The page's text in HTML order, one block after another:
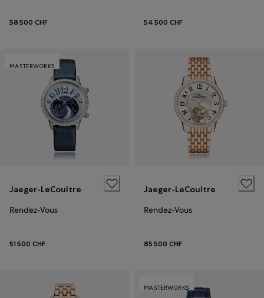
58 500 CHF 54 500 CHF
MASTERWORKS
Jaeger-LeCoultre
Rendez-Vous
51 500 CHF
Jaeger-LeCoultre
Rendez-Vous
85 500 CHF
MASTERWORKS